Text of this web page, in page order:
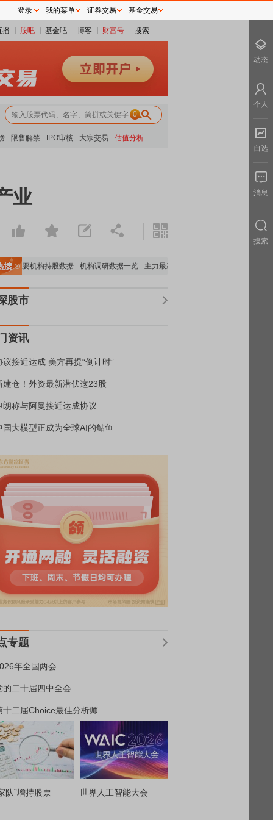
播 股吧 基金吧 博客 财富号 搜索
0
限售解禁 IPO审核 大宗交易 估值分析
业
重要机构持股数据 机构调研数据一览 主力最新动向
股市
资讯
议接近达成 美方再提“倒计时”
建仓！外资最新潜伏这23股
朗称与阿曼接近达成协议
国大模型正成为全球AI的鲇鱼
专题
年全国两会
的二十届四中全会
十二届Choice最佳分析师
队”增持股票 世界人工智能大会
登录 我的菜单 证券交易 基金交易
动态
个人
自选
消息
搜索